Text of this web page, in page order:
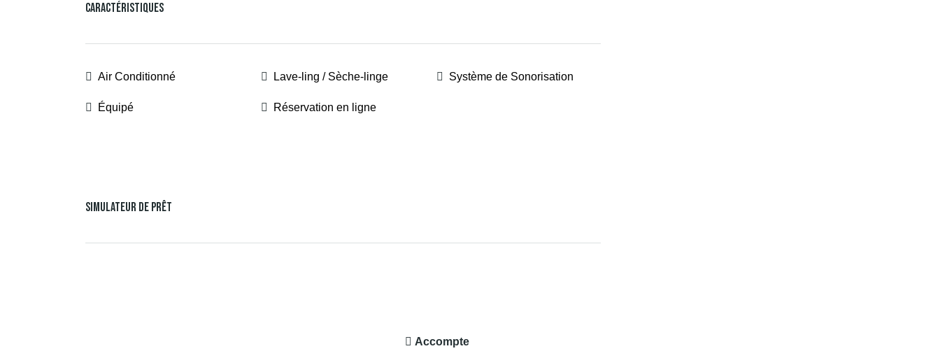
Caractéristiques
Air Conditionné
Équipé
Lave-ling / Sèche-linge
Réservation en ligne
Système de Sonorisation
Simulateur De Prêt
Accompte